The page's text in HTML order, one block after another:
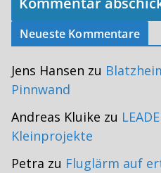
Neueste Kommentare
Jens Hansen zu
Pinnwand
Andreas Kluike zu
Kleinprojekte
Petra zu Fluglärm auf